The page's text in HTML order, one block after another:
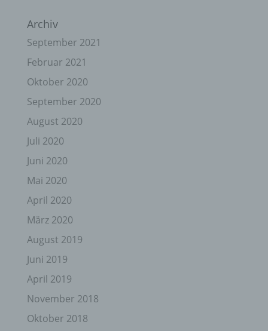
Archiv
September 2021
Februar 2021
Oktober 2020
September 2020
August 2020
Juli 2020
Juni 2020
Mai 2020
April 2020
März 2020
August 2019
Juni 2019
April 2019
November 2018
Oktober 2018